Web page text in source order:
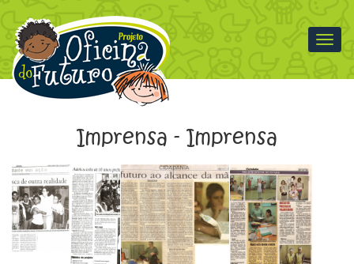
Menu
Imprensa - Imprensa